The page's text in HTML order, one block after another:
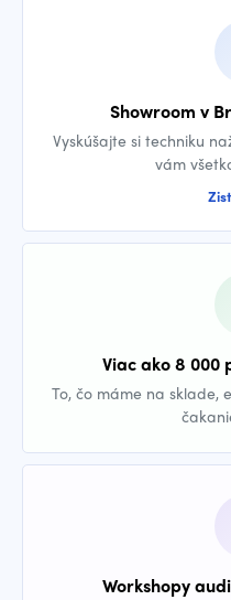
Showroom v
Vyskúšajte si techniku
vám
Viac ako 8 000
To, čo máme na sklade,
Workshopy